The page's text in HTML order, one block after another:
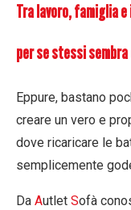
Tra lavoro, famiglia
per se stessi
Eppure, bastano
creare un vero e
dove ricaricare le
semplicemente
Da Autlet Sofà